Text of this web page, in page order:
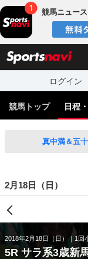
競馬ニュー
ログイン
競馬トップ 日程
真中満＆五
2月18日（日）
2018年2月18日（日） 1回
5R サラ系3歳新